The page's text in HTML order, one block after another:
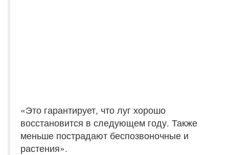
«Это гарантирует, что луг хорошо
восстановится в следующем году. Также
меньше пострадают беспозвоночные и
растения».